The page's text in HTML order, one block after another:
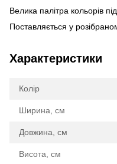
Велика палітра кольорів
Поставляється у
Характеристики
Колір
Ширина, см
Довжина, см
Висота, см